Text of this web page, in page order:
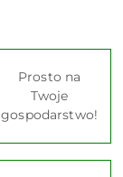
Prosto na
Twoje
gospodarstwo!